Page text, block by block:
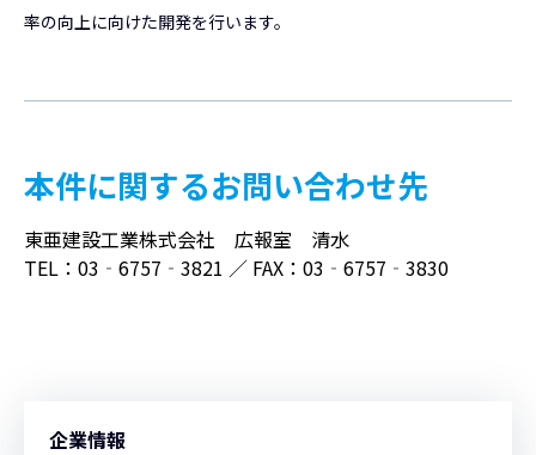
率の向上に向けた開発を行います。
本件に関するお問い合わせ先
東亜建設工業株式会社 広報室 清水
TEL：03‐6757‐3821 ／ FAX：03‐6757‐3830
企業情報